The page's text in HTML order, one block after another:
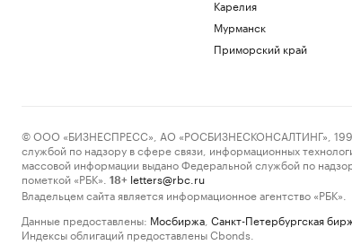
Карелия
Мурманск
Приморский край
© ООО «БИЗНЕСПРЕСС», АО «РОСБИЗНЕСКОНСАЛТИНГ»,
службой по надзору в сфере связи, информационных
массовой информации выдано Федеральной службой по
пометкой «РБК».
18+ letters@rbc.ru
Владельцем сайта является информационное агентство «РБК».
Данные предоставлены: Мосбиржа Санкт-Петербургская
Индексы облигаций предоставлены Cbonds.